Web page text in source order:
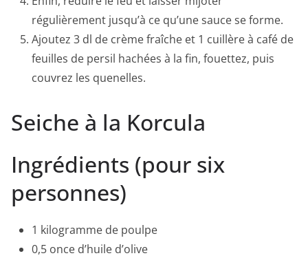
régulièrement jusqu’à ce qu’une sauce se forme.
Ajoutez 3 dl de crème fraîche et 1 cuillère à café de
feuilles de persil hachées à la fin, fouettez, puis
couvrez les quenelles.
Seiche à la Korcula
Ingrédients (pour six
personnes)
1 kilogramme de poulpe
0,5 once d’huile d’olive